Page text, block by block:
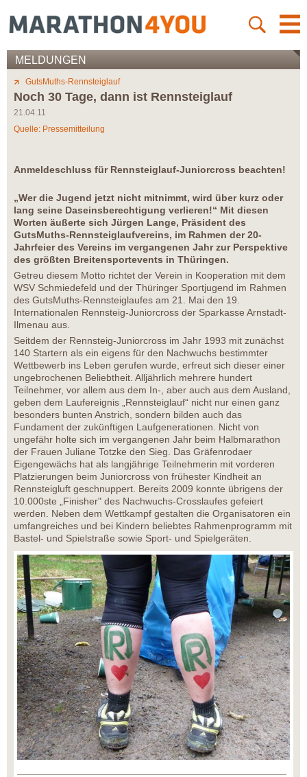
MELDUNGEN
GutsMuths-Rennsteiglauf
Noch 30 Tage, dann ist Rennsteiglauf
21.04.11
Quelle: Pressemitteilung
Anmeldeschluss für Rennsteiglauf-Juniorcross beachten!
„Wer die Jugend jetzt nicht mitnimmt, wird über kurz oder
lang seine Daseinsberechtigung verlieren!“ Mit diesen
Worten äußerte sich Jürgen Lange, Präsident des
GutsMuths-Rennsteiglaufvereins, im Rahmen der 20-
Jahrfeier des Vereins im vergangenen Jahr zur Perspektive
des größten Breitensportevents in Thüringen.
Getreu diesem Motto richtet der Verein in Kooperation mit dem
WSV Schmiedefeld und der Thüringer Sportjugend im Rahmen
des GutsMuths-Rennsteiglaufes am 21. Mai den 19.
Internationalen Rennsteig-Juniorcross der Sparkasse Arnstadt-
Ilmenau aus.
Seitdem der Rennsteig-Juniorcross im Jahr 1993 mit zunächst
140 Startern als ein eigens für den Nachwuchs bestimmter
Wettbewerb ins Leben gerufen wurde, erfreut sich dieser einer
ungebrochenen Beliebtheit. Alljährlich mehrere hundert
Teilnehmer, vor allem aus dem In-, aber auch aus dem Ausland,
geben dem Laufereignis „Rennsteiglauf“ nicht nur einen ganz
besonders bunten Anstrich, sondern bilden auch das
Fundament der zukünftigen Laufgenerationen. Nicht von
ungefähr holte sich im vergangenen Jahr beim Halbmarathon
der Frauen Juliane Totzke den Sieg. Das Gräfenrodaer
Eigengewächs hat als langjährige Teilnehmerin mit vorderen
Platzierungen beim Juniorcross von frühester Kindheit an
Rennsteigluft geschnuppert. Bereits 2009 konnte übrigens der
10.000ste „Finisher" des Nachwuchs-Crosslaufes gefeiert
werden. Neben dem Wettkampf gestalten die Organisatoren ein
umfangreiches und bei Kindern beliebtes Rahmenprogramm mit
Bastel- und Spielstraße sowie Sport- und Spielgeräten.